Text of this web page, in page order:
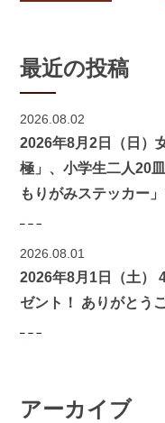
最近の投稿
2026.08.02
2026年8月2日（日）
極」、小学生二人20
もりがみステッカー
2026.08.01
2026年8月1日（土）
ゼント！ ありがとう
アーカイブ